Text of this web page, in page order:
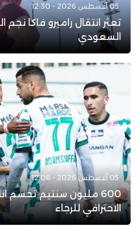
05 أغسطس 2026 - 12:30
تعثر انتقال راميرو فاكا نجم
السعودي
05 أغسطس 2026 - 12:08
600 مليون سنتيم تحسم
الاحترافي للرجاء